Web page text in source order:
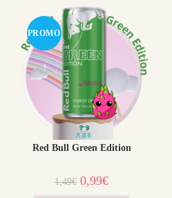
PROMO
!
Red Bull Green Edition
1,49€ Le
prix
0,99€Le
prix